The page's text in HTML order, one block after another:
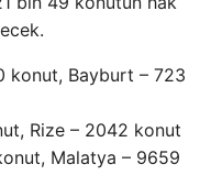
konut, Bayburt – 723
Rize – 2042 konut
Malatya – 9659